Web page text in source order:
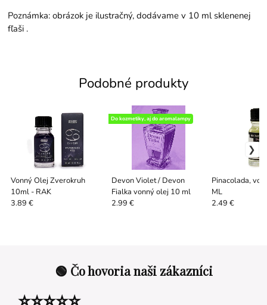
Poznámka: obrázok je ilustračný, dodávame v 10 ml sklenenej
fľaši .
Podobné produkty
Vonný Olej Zverokruh
10ml - RAK
3.89 €
Devon Violet / Devon
Fialka vonný olej 10 ml
Do kozmetiky, aj do aromalampy
2.99 €
Pinacolada,
ML
2.49 €
🟢 Čo hovoria naši zákazníci
⭐⭐⭐⭐⭐